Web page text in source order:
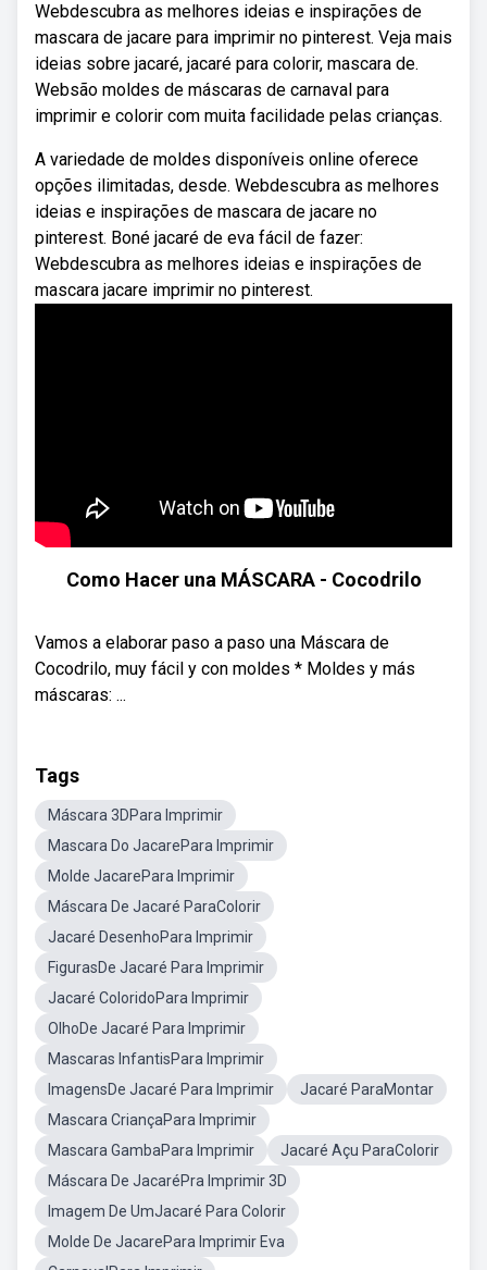
Webdescubra as melhores ideias e inspirações de
mascara de jacare para imprimir no pinterest. Veja mais
ideias sobre jacaré, jacaré para colorir, mascara de.
Websão moldes de máscaras de carnaval para
imprimir e colorir com muita facilidade pelas crianças.
A variedade de moldes disponíveis online oferece
opções ilimitadas, desde. Webdescubra as melhores
ideias e inspirações de mascara de jacare no
pinterest. Boné jacaré de eva fácil de fazer:
Webdescubra as melhores ideias e inspirações de
mascara jacare imprimir no pinterest.
Como Hacer una MÁSCARA - Cocodrilo
Vamos a elaborar paso a paso una Máscara de
Cocodrilo, muy fácil y con moldes * Moldes y más
máscaras: ...
Tags
Máscara 3DPara Imprimir
Mascara Do JacarePara Imprimir
Molde JacarePara Imprimir
Máscara De Jacaré ParaColorir
Jacaré DesenhoPara Imprimir
FigurasDe Jacaré Para Imprimir
Jacaré ColoridoPara Imprimir
OlhoDe Jacaré Para Imprimir
Mascaras InfantisPara Imprimir
ImagensDe Jacaré Para Imprimir
Jacaré ParaMontar
Mascara CriançaPara Imprimir
Mascara GambaPara Imprimir
Jacaré Açu ParaColorir
Máscara De JacaréPra Imprimir 3D
Imagem De UmJacaré Para Colorir
Molde De JacarePara Imprimir Eva